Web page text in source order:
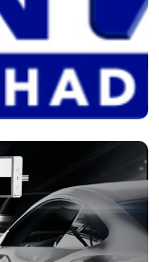
schade vakkundig via
originele staat